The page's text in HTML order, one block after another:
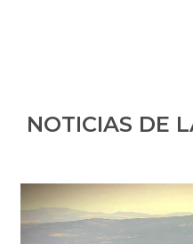
NOTICIAS DE